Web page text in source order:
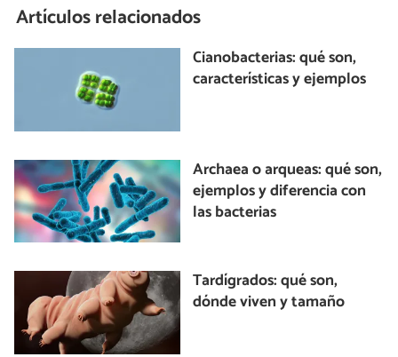
Artículos relacionados
Cianobacterias: qué son,
características y ejemplos
Archaea o arqueas: qué son,
ejemplos y diferencia con
las bacterias
Tardígrados: qué son,
dónde viven y tamaño